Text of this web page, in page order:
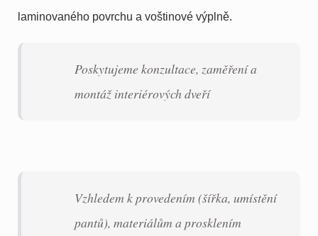
laminovaného povrchu a voštinové výplně.
Poskytujeme konzultace, zaměření a
montáž interiérových dveří
Vzhledem k provedením (šířka, umístění
pantů), materiálům a prosklením